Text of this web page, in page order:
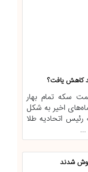
کاهش یافت؟
سکه تمام بهار
اخیر به شکل
اتحادیه طلا
شدند